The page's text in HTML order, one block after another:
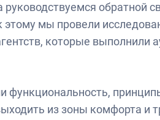
обратной
мы провели
которые выполнили
функциональность,
из зоны комфорта и